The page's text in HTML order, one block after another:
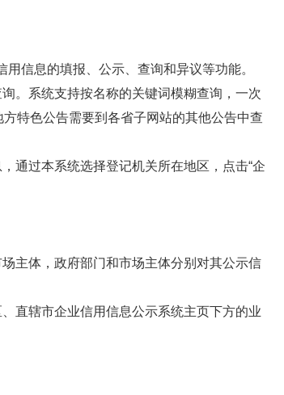
信息的填报、公示、查询和异议等功能。
。系统支持按名称的关键词模糊查询，一次
特色公告需要到各省子网站的其他公告中查
通过本系统选择登记机关所在地区，点击“企
主体，政府部门和市场主体分别对其公示信
直辖市企业信用信息公示系统主页下方的业